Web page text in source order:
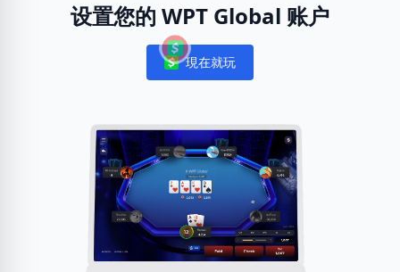
设置您的 WPT Global 账户
Notifications
現在就玩